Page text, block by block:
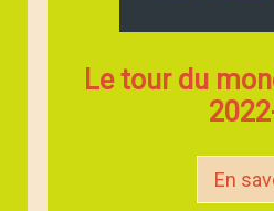
Le tour du
En